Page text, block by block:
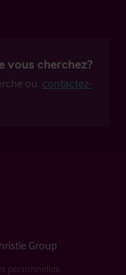
vous cherchez?
ou contactez-
Group
personnelles